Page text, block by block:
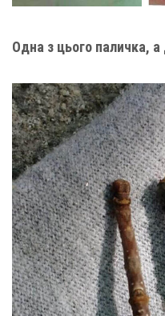
Одна з цього паличка, а